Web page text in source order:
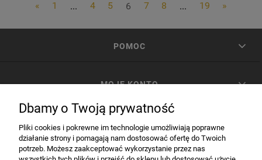
« 1 ... 4 5 6 7 8 ... 19 »
POMOC
MOJE KONTO
Dbamy o Twoją prywatność
Pliki cookies i pokrewne im technologie umożliwiają poprawne
działanie strony i pomagają nam dostosować ofertę do Twoich
potrzeb. Możesz zaakceptować wykorzystanie przez nas